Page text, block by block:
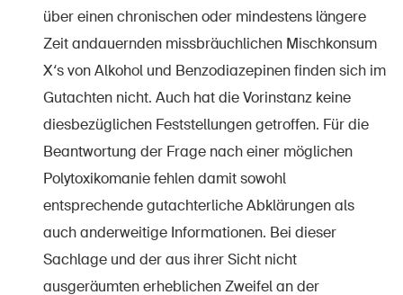
über einen chronischen oder mindestens längere
Zeit andauernden missbräuchlichen Mischkonsum
X‘s von Alkohol und Benzodiazepinen finden sich im
Gutachten nicht. Auch hat die Vorinstanz keine
diesbezüglichen Feststellungen getroffen. Für die
Beantwortung der Frage nach einer möglichen
Polytoxikomanie fehlen damit sowohl
entsprechende gutachterliche Abklärungen als
auch anderweitige Informationen. Bei dieser
Sachlage und der aus ihrer Sicht nicht
ausgeräumten erheblichen Zweifel an der